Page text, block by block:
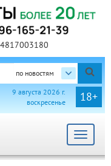
по новостям
18+
9 августа 2026 г.
воскресенье
Toggle